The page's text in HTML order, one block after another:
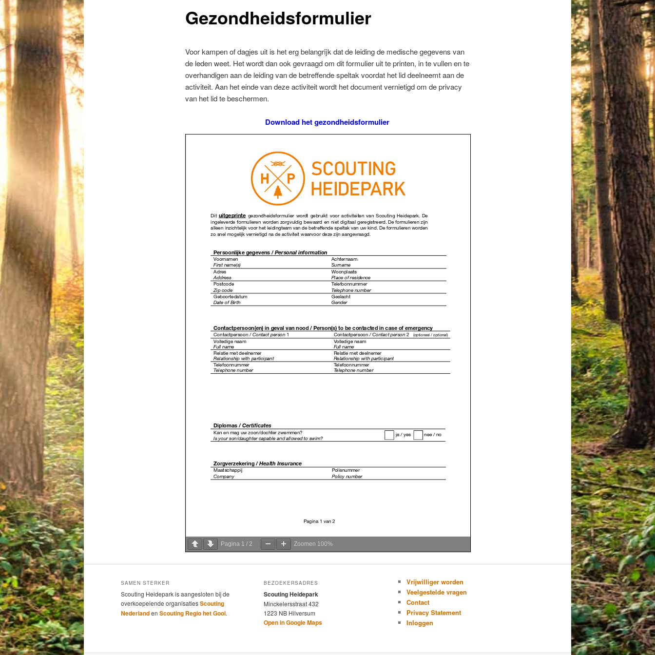
Gezondheidsformulier
Voor kampen of dagjes uit is het erg belangrijk dat de leiding de medische gegevens van
de leden weet. Het wordt dan ook gevraagd om dit formulier uit te printen, in te vullen en te
overhandigen aan de leiding van de betreffende speltak voordat het lid deelneemt aan de
activiteit. Aan het einde van deze activiteit wordt het document vernietigd om de privacy
van het lid te beschermen.
Download het gezondheidsformulier
Pagina 1 / 2 Zoomen 100%
SAMEN STERKER
Scouting Heidepark is aangesloten bij de
overkoepelende organisatiesScouting
Nederlanden Scouting Regio het Gooi.
BEZOEKERSADRES
Scouting Heidepark
Minckelersstraat 432
1223 NB Hilversum
Open in Google Maps
Vrijwilliger worden
Veelgestelde vragen
Contact
Privacy Statement
Inloggen